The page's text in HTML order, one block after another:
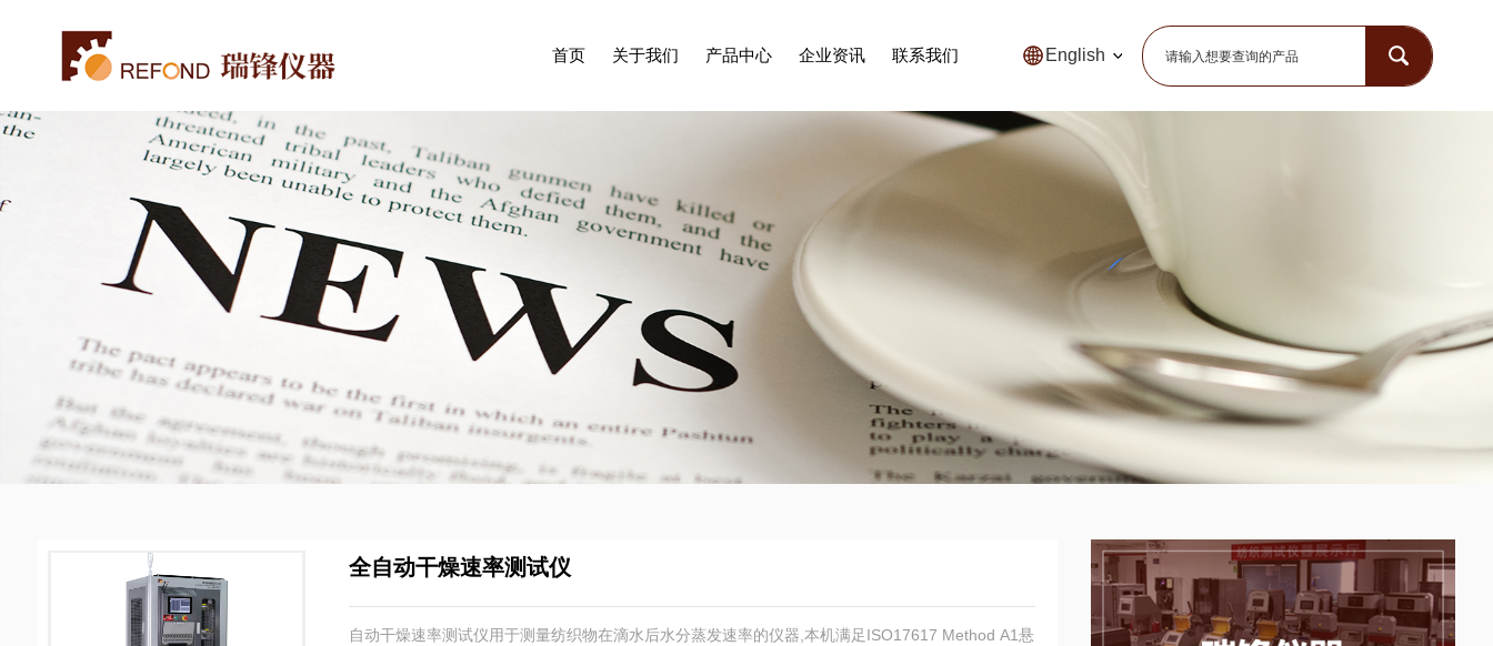
首页 关于我们 产品中心 企业资讯 联系我们 English
全自动干燥速率测试仪
自动干燥速率测试仪用于测量纺织物在滴水后水分蒸发速率的仪器,本机满足ISO17617 Method A1悬